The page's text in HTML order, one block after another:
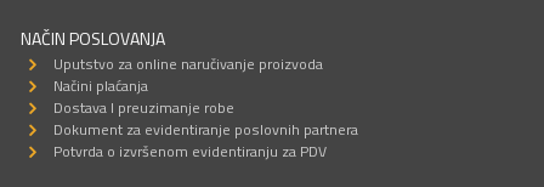
NAČIN POSLOVANJA
Uputstvo za online naručivanje proizvoda
Načini plaćanja
Dostava I preuzimanje robe
Dokument za evidentiranje poslovnih partnera
Potvrda o izvršenom evidentiranju za PDV